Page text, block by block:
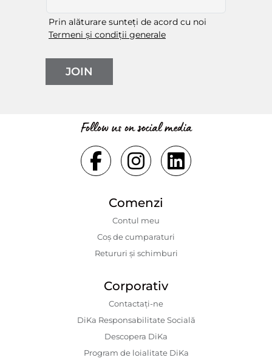
Prin alăturare sunteți de acord cu noi
Termeni și condiții generale
JOIN
Follow us on social media
Comenzi
Contul meu
Coș de cumparaturi
Retururi și schimburi
Corporativ
Contactaţi-ne
DiKa Responsabilitate Socială
Descopera DiKa
Program de loialitate DiKa